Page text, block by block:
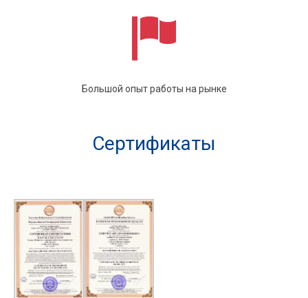
Большой опыт работы на рынке
Сертификаты